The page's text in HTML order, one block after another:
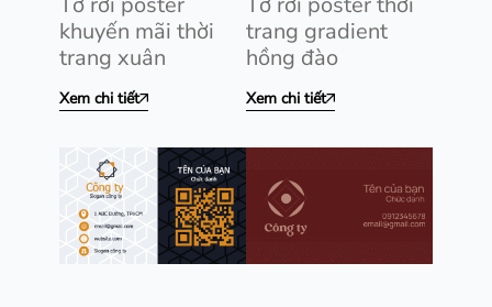
khuyến mãi thời
trang xuân
Xem chi tiết
trang gradient
hồng đào
Xem chi tiết